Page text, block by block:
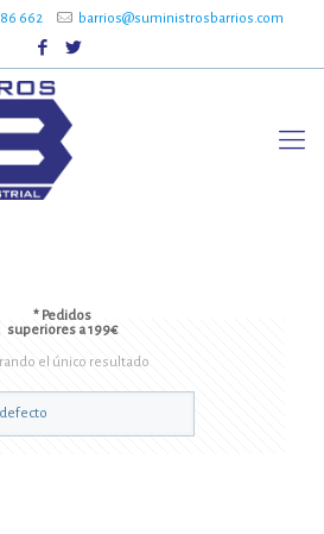
662 barrios@suministrosbarrios.com
* Pedidos
superiores a 199€
el único resultado